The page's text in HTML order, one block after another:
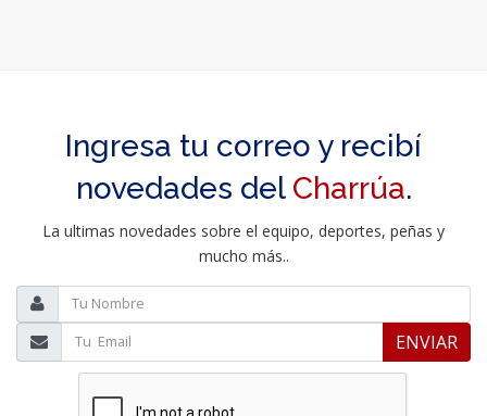
Ingresa tu correo y recibí
novedades del Charrúa.
La ultimas novedades sobre el equipo, deportes, peñas y
mucho más..
ENVIAR